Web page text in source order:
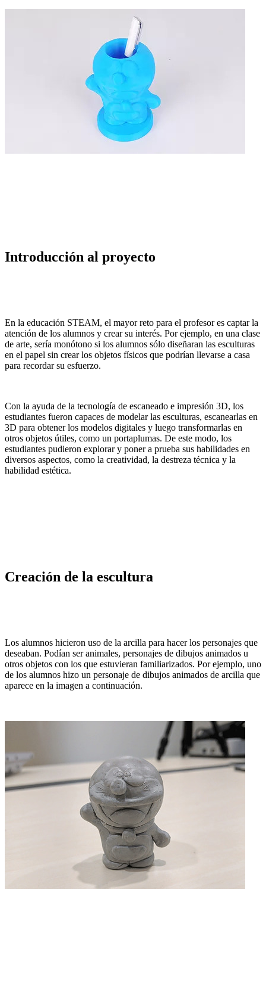
Introducción al proyecto
En la educación STEAM, el mayor reto para el profesor es captar la
atención de los alumnos y crear su interés. Por ejemplo, en una clase
de arte, sería monótono si los alumnos sólo diseñaran las esculturas
en el papel sin crear los objetos físicos que podrían llevarse a casa
para recordar su esfuerzo.
Con la ayuda de la tecnología de escaneado e impresión 3D, los
estudiantes fueron capaces de modelar las esculturas, escanearlas en
3D para obtener los modelos digitales y luego transformarlas en
otros objetos útiles, como un portaplumas. De este modo, los
estudiantes pudieron explorar y poner a prueba sus habilidades en
diversos aspectos, como la creatividad, la destreza técnica y la
habilidad estética.
Creación de la escultura
Los alumnos hicieron uso de la arcilla para hacer los personajes que
deseaban. Podían ser animales, personajes de dibujos animados u
otros objetos con los que estuvieran familiarizados. Por ejemplo, uno
de los alumnos hizo un personaje de dibujos animados de arcilla que
aparece en la imagen a continuación.